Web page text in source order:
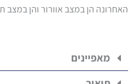
האחרונה הן במצב אוורור והן
מאפיינים